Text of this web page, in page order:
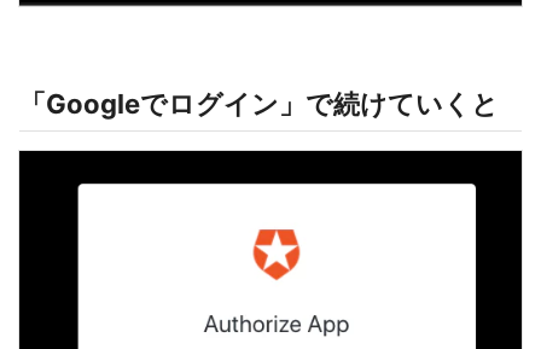
「Googleでログイン」で続けていくと